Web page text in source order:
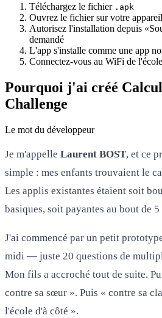
Téléchargez le fichier .apk
Ouvrez le fichier sur votre appareil
Autorisez l'installation depuis
demandé
L'app s'installe comme une app
Connectez-vous au WiFi de
Pourquoi j'ai créé
Challenge
Le mot du développeur
Je m'appelle Laurent BOST, et ce
simple : mes enfants trouvaient le
Les applis existantes étaient soit
basiques, soit payantes au bout de
J'ai commencé par un petit
midi — juste 20 questions de
Mon fils a accroché tout de suite.
contre sa sœur ». Puis « contre sa
l'école d'à côté ».